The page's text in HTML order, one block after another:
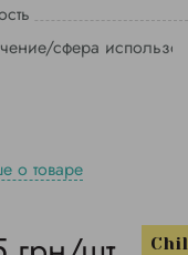
сфера
о товаре